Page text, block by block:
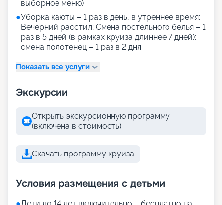
выборное меню)
●Уборка каюты – 1 раз в день, в утреннее время;
Вечерний расстил; Смена постельного белья – 1
раз в 5 дней (в рамках круиза длиннее 7 дней);
смена полотенец – 1 раз в 2 дня
Показать все услуги
Экскурсии
Открыть экскурсионную программу
(включена в стоимость)
Скачать программу круиза
Условия размещения с детьми